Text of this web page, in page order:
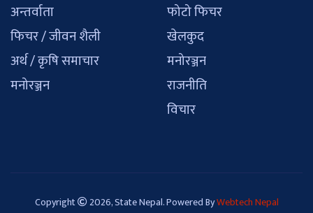
अन्तर्वाता
फिचर / जीवन शैली
अर्थ / कृषि समाचार
मनोरञ्जन
फोटो फिचर
खेलकुद
मनोरञ्जन
राजनीति
विचार
Copyright 2026, State Nepal. Powered ByWebtech Nepal